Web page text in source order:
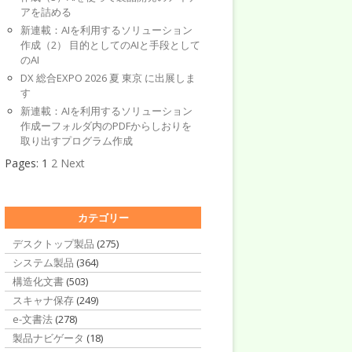
アを詰める
新連載：AIを利用するソリューション
作成（2） 目的としてのAIと手段として
のAI
DX 総合EXPO 2026 夏 東京 に出展しま
す
新連載：AIを利用するソリューション
作成ーフォルダ内のPDFからしおりを
取り出すプログラム作成
Pages: 1 2 Next
カテゴリー
デスクトップ製品 (275)
システム製品 (364)
構造化文書 (503)
スキャナ保存 (249)
e-文書法 (278)
製品ナビゲータ (18)